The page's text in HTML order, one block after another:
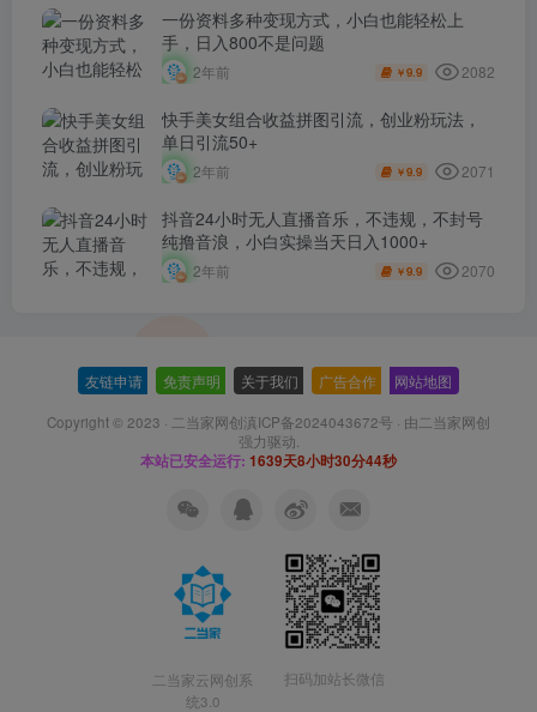
一份资料多种变现方式，小白也能轻松上
手，日入800不是问题
2年前 ￥9.9 2082
快手美女组合收益拼图引流，创业粉玩法，
单日引流50+
2年前 ￥9.9 2071
抖音24小时无人直播音乐，不违规，不封号
纯撸音浪，小白实操当天日入1000+
2年前 ￥9.9 2070
友链申请 免责声明 关于我们 广告合作 网站地图
Copyright © 2023 · 二当家网创滇ICP备2024043672号 · 由二当家网创
强力驱动.
本站已安全运行: 1639天8小时30分44秒
二当家云网创系
统3.0
扫码加站长微信